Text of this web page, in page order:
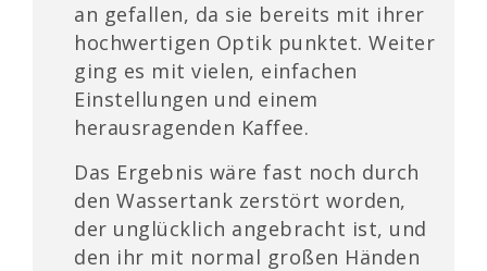
an gefallen, da sie bereits mit ihrer
hochwertigen Optik punktet. Weiter
ging es mit vielen, einfachen
Einstellungen und einem
herausragenden Kaffee.
Das Ergebnis wäre fast noch durch
den Wassertank zerstört worden,
der unglücklich angebracht ist, und
den ihr mit normal großen Händen